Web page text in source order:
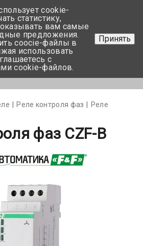
+375 17-350-99-56
+375 44-752-82-08
Задать вопрос
Реле контроля фаз
Реле
фаз CZF-B
cookie-
статистику,
вам самые
предложения.
coocie-файлы в
использовать
с
cookie-файлов.
Принять